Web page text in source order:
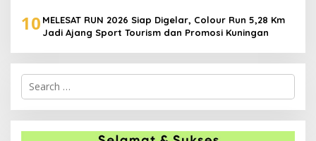
10 MELESAT RUN 2026 Siap Digelar, Colour Run 5,28 Km
Jadi Ajang Sport Tourism dan Promosi Kuningan
Search
for: